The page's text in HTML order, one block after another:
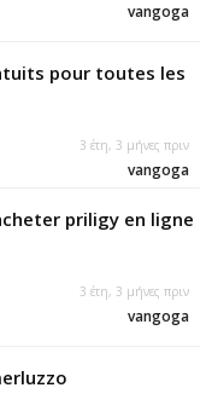
vangoga
pour toutes les
3 έτη, 3 μήνες πριν
vangoga
priligy en ligne
3 έτη, 3 μήνες πριν
vangoga